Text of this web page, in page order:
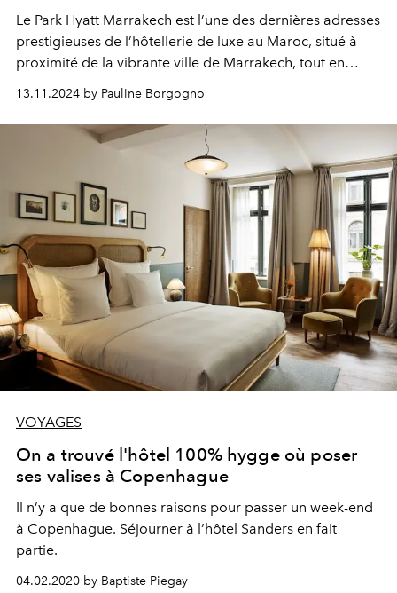
Le Park Hyatt Marrakech est l’une des dernières adresses
prestigieuses de l’hôtellerie de luxe au Maroc, situé à
proximité de la vibrante ville de Marrakech, tout en
13.11.2024 by Pauline Borgogno
VOYAGES
On a trouvé l'hôtel 100% hygge où poser
ses valises à Copenhague
Il n’y a que de bonnes raisons pour passer un week-end
à Copenhague. Séjourner à l’hôtel Sanders en fait
partie.
04.02.2020 by Baptiste Piegay